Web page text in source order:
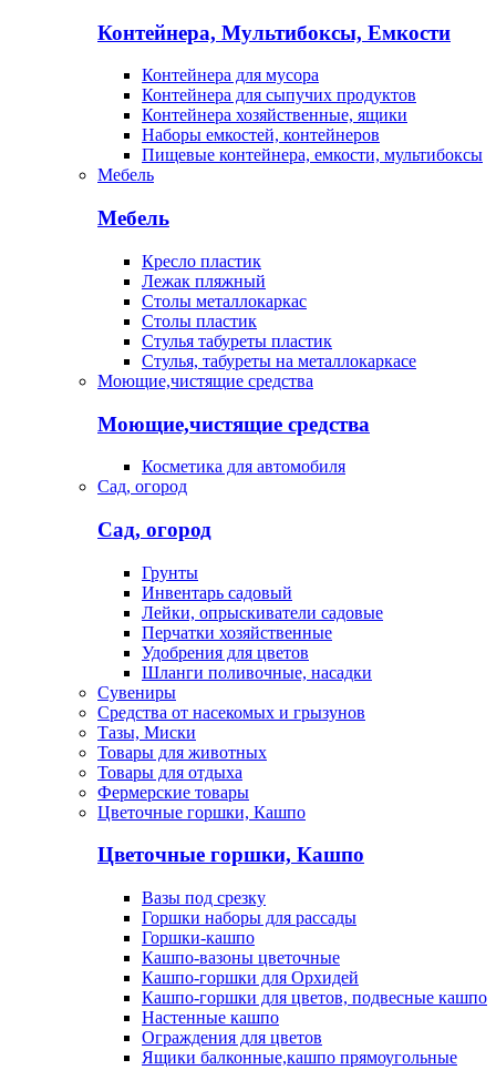
Контейнера, Мультибоксы, Емкости
Контейнера для мусора
Контейнера для сыпучих продуктов
Контейнера хозяйственные, ящики
Наборы емкостей, контейнеров
Пищевые контейнера, емкости, мультибоксы
Мебель
Мебель
Кресло пластик
Лежак пляжный
Столы металлокаркас
Столы пластик
Стулья табуреты пластик
Стулья, табуреты на металлокаркасе
Моющие,чистящие средства
Моющие,чистящие средства
Косметика для автомобиля
Сад, огород
Сад, огород
Грунты
Инвентарь садовый
Лейки, опрыскиватели садовые
Перчатки хозяйственные
Удобрения для цветов
Шланги поливочные, насадки
Сувениры
Средства от насекомых и грызунов
Тазы, Миски
Товары для животных
Товары для отдыха
Фермерские товары
Цветочные горшки, Кашпо
Цветочные горшки, Кашпо
Вазы под срезку
Горшки наборы для рассады
Горшки-кашпо
Кашпо-вазоны цветочные
Кашпо-горшки для Орхидей
Кашпо-горшки для цветов, подвесные кашпо
Настенные кашпо
Ограждения для цветов
Ящики балконные,кашпо прямоугольные